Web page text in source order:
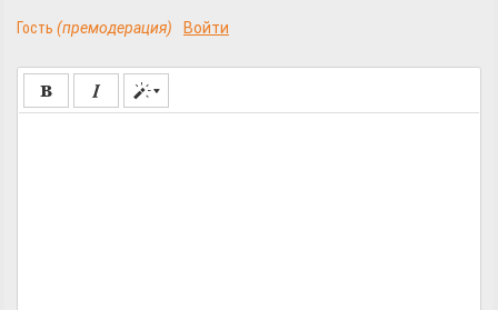
Гость (премодерация) Войти